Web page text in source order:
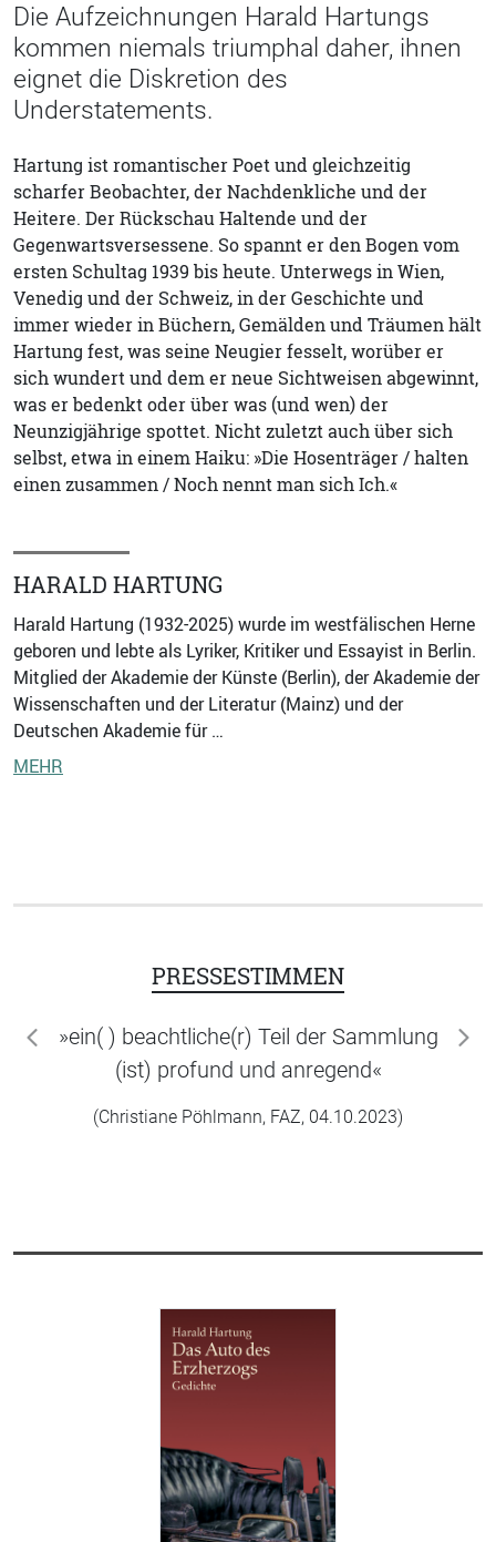
Die Aufzeichnungen Harald Hartungs
kommen niemals triumphal daher, ihnen
eignet die Diskretion des
Understatements.
Hartung ist romantischer Poet und gleichzeitig
scharfer Beobachter, der Nachdenkliche und der
Heitere. Der Rückschau Haltende und der
Gegenwartsversessene. So spannt er den Bogen vom
ersten Schultag 1939 bis heute. Unterwegs in Wien,
Venedig und der Schweiz, in der Geschichte und
immer wieder in Büchern, Gemälden und Träumen hält
Hartung fest, was seine Neugier fesselt, worüber er
sich wundert und dem er neue Sichtweisen abgewinnt,
was er bedenkt oder über was (und wen) der
Neunzigjährige spottet. Nicht zuletzt auch über sich
selbst, etwa in einem Haiku: »Die Hosenträger / halten
einen zusammen / Noch nennt man sich Ich.«
HARALD HARTUNG
Harald Hartung (1932-2025) wurde im westfälischen Herne
geboren und lebte als Lyriker, Kritiker und Essayist in Berlin.
Mitglied der Akademie der Künste (Berlin), der Akademie der
Wissenschaften und der Literatur (Mainz) und der
Deutschen Akademie für …
MEHR
PRESSESTIMMEN
»ein( ) beachtliche(r) Teil der Sammlung
(ist) profund und anregend«
(Christiane Pöhlmann, FAZ, 04.10.2023)
zurück